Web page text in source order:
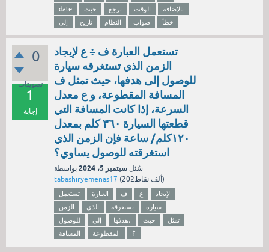
date
حيث ترجع الوقت
بالإضافة
إلى
تاريخ النظام صواب خطأ
0
تصويتات
1
إجابة
تستعمل العبارة ف ÷ ع لإيجاد
الزمن الذي تستغرقه سيارة
للوصول إلى هدفها، حيث تمثل ف
المسافة المقطوعة، و ع معدل
السرعة، إذا كانت المسافة التي
قطعتها السيارة ٣٦٠ كلم بمعدل
١٢٠كلم/ ساعة فإن الزمن الذي
استغرقته للوصول يساوي؟
سُئل سبتمبر 5، 2024
بواسطة
tabashiryemenas17 ( 202ألفنقاط)
تستعمل العبارة ف ع
لإيجاد
الزمن
الذي تستغرقه
سيارة
للوصول
إلى هدفها، حيث
تمثل
المسافة
المقطوعة ؟